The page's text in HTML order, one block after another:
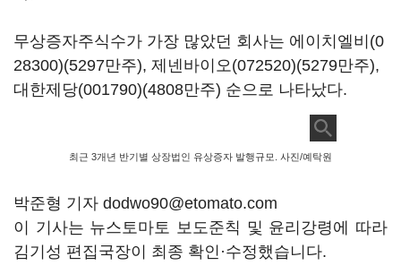
무상증자주식수가 가장 많았던 회사는 에이치엘비(0
28300)(5297만주), 제넨바이오(072520)(5279만주),
대한제당(001790)(4808만주) 순으로 나타났다.
최근 3개년 반기별 상장법인 유상증자 발행규모. 사진/예탁원
박준형 기자 dodwo90@etomato.com
이 기사는 뉴스토마토 보도준칙 및 윤리강령에 따라
김기성 편집국장이 최종 확인·수정했습니다.